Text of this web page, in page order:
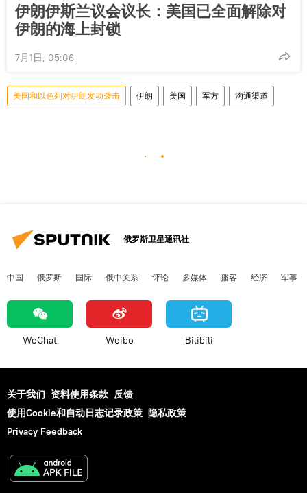
伊朗伊斯兰议会议长：美国已全面解除对
伊朗的海上封锁
7月1日, 05:06
美国和以色列对伊朗发动袭击 伊朗 美国 军方 沟通渠道
俄罗斯卫星通讯社
中国 俄罗斯 国际 俄中关系 评论 多媒体 播客 经济 军事
WeChat Weibo Bilibili
关于我们 资料使用条款 反馈
使用Cookie和自动日志记录政策 隐私政策
Privacy Feedback